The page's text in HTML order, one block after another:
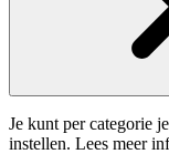
Je kunt per categorie
instellen. Lees meer